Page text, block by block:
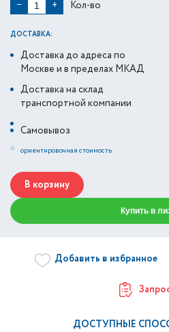
− + Кол-во
ДОСТАВКА:
Доставка до адреса по
Москве и в пределах МКАД
Доставка на склад
транспортной компании
Самовывоз
* ориентировочная стоимость
В корзину
Купить в
Добавить в избранное
ДОСТУПНЫЕ